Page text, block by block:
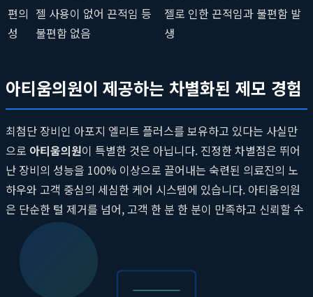
편의
성
젤 사용이 없어 끈적임 등
불편함 없음
젤로 인한 끈적임과 불편함 발
생
아티움의원이 제공하는 차별화된 제모 경험
최첨단 장비인 아포지 엘리트 플러스를 보유하고 있다는 사실만
으로 아티움의원이 특별한 것은 아닙니다. 진정한 차별점은 뛰어
난 장비의 성능을 100% 이상으로 끌어내는 숙련된 의료진의 노
하우와 고객 중심의 세심한 케어 시스템에 있습니다. 아티움의원
은 단순한 털 제거를 넘어, 고객 한 분 한 분이 만족하고 신뢰할 수
있는 의료 서비스를 제공하는 것을 최우선 목표로 삼고 있습니다.
개인별 맞춤 디자인과 숙련된 의료진